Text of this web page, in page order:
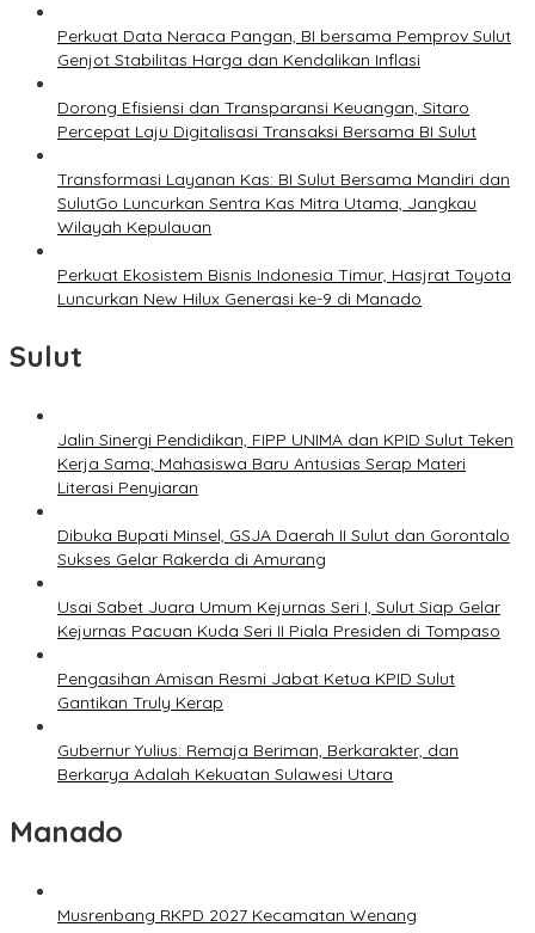
Perkuat Data Neraca Pangan, BI bersama Pemprov Sulut
Genjot Stabilitas Harga dan Kendalikan Inflasi
Dorong Efisiensi dan Transparansi Keuangan, Sitaro
Percepat Laju Digitalisasi Transaksi Bersama BI Sulut
Transformasi Layanan Kas: BI Sulut Bersama Mandiri dan
SulutGo Luncurkan Sentra Kas Mitra Utama, Jangkau
Wilayah Kepulauan
Perkuat Ekosistem Bisnis Indonesia Timur, Hasjrat Toyota
Luncurkan New Hilux Generasi ke-9 di Manado
Sulut
Jalin Sinergi Pendidikan, FIPP UNIMA dan KPID Sulut Teken
Kerja Sama; Mahasiswa Baru Antusias Serap Materi
Literasi Penyiaran
Dibuka Bupati Minsel, GSJA Daerah II Sulut dan Gorontalo
Sukses Gelar Rakerda di Amurang
Usai Sabet Juara Umum Kejurnas Seri I, Sulut Siap Gelar
Kejurnas Pacuan Kuda Seri II Piala Presiden di Tompaso
Pengasihan Amisan Resmi Jabat Ketua KPID Sulut
Gantikan Truly Kerap
Gubernur Yulius: Remaja Beriman, Berkarakter, dan
Berkarya Adalah Kekuatan Sulawesi Utara
Manado
Musrenbang RKPD 2027 Kecamatan Wenang